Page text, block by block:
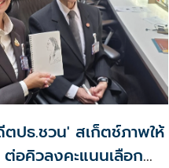
ปธ.ชวน' สเก็ตช์ภาพให้
ต่อคิวลงคะแนนเลือก